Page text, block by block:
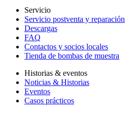
Servicio
Servicio postventa y reparación
Descargas
FAQ
Contactos y socios locales
Tienda de bombas de muestra
Historias & eventos
Noticias & Historias
Eventos
Casos prácticos